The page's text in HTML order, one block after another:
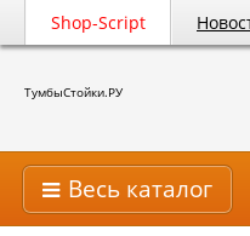
Shop-Script
ТумбыСтойки.РУ
Весь каталог